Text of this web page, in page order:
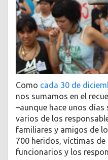
Como cada 30 de
nos sumamos en el
–aunque hace unos
varios de los
familiares y amigos de
700 heridos, víctimas
funcionarios y los